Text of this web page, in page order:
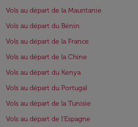
Vols au départ de la Mauritanie
Vols au départ du Bénin
Vols au départ de la France
Vols au départ de la Chine
Vols au départ du Kenya
Vols au départ du Portugal
Vols au départ de la Tunisie
Vols au départ de l'Espagne